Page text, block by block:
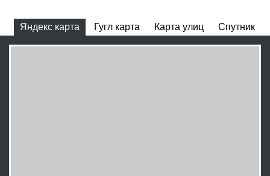
Яндекс карта Гугл карта Карта улиц Спутник